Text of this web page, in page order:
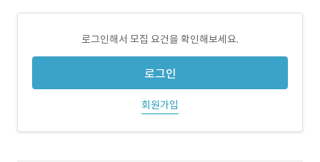
로그인해서 모집 요건을 확인해보세요.
로그인
회원가입